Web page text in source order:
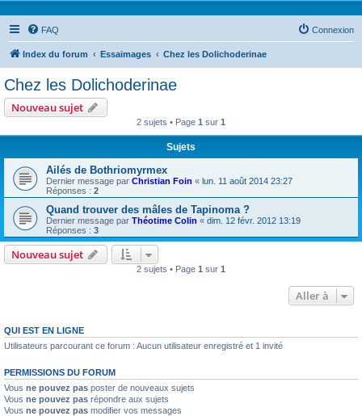
FAQ Connexion
Index du forum Essaimages Chez les Dolichoderinae
Chez les Dolichoderinae
Nouveau sujet
2 sujets • Page 1 sur 1
Sujets
Ailés de Bothriomyrmex
Dernier message par Christian Foin « lun. 11 août 2014 23:27
Réponses : 2
Quand trouver des mâles de Tapinoma ?
Dernier message par Théotime Colin « dim. 12 févr. 2012 13:19
Réponses : 3
Nouveau sujet
2 sujets • Page 1 sur 1
Aller à
QUI EST EN LIGNE
Utilisateurs parcourant ce forum : Aucun utilisateur enregistré et 1 invité
PERMISSIONS DU FORUM
Vous ne pouvez pas poster de nouveaux sujets
Vous ne pouvez pas répondre aux sujets
Vous ne pouvez pas modifier vos messages